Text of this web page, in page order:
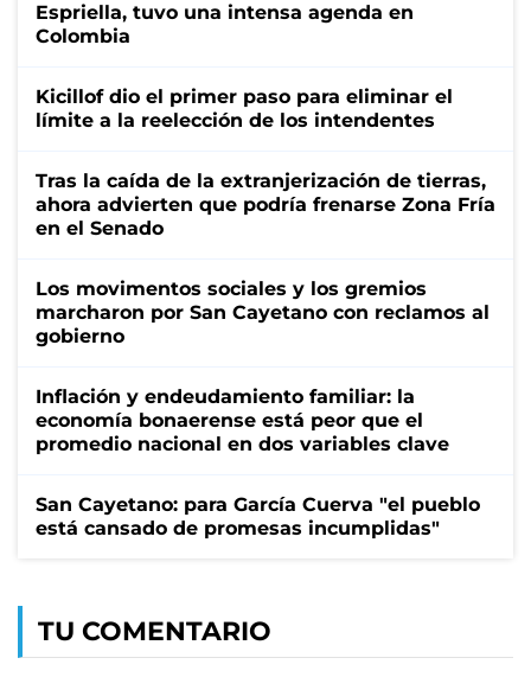
Espriella, tuvo una intensa agenda en
Colombia
Kicillof dio el primer paso para eliminar el
límite a la reelección de los intendentes
Tras la caída de la extranjerización de tierras,
ahora advierten que podría frenarse Zona Fría
en el Senado
Los movimentos sociales y los gremios
marcharon por San Cayetano con reclamos al
gobierno
Inflación y endeudamiento familiar: la
economía bonaerense está peor que el
promedio nacional en dos variables clave
San Cayetano: para García Cuerva "el pueblo
está cansado de promesas incumplidas"
TU COMENTARIO